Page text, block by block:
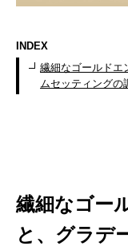
INDEX
繊細なゴールドエ
ムセッティングの
繊細なゴー
と、グラデ